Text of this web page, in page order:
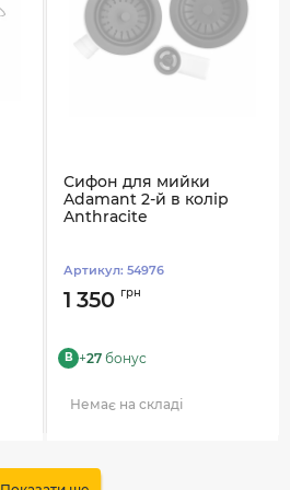
Сифон для мийки
Adamant 2-й в колір
Anthracite
Артикул: 54976
1 350 грн
B +27 бонус
Немає на складі